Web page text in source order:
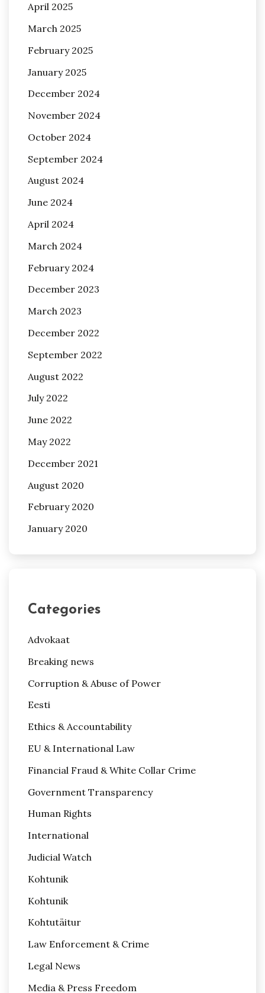
April 2025
March 2025
February 2025
January 2025
December 2024
November 2024
October 2024
September 2024
August 2024
June 2024
April 2024
March 2024
February 2024
December 2023
March 2023
December 2022
September 2022
August 2022
July 2022
June 2022
May 2022
December 2021
August 2020
February 2020
January 2020
Categories
Advokaat
Breaking news
Corruption & Abuse of Power
Eesti
Ethics & Accountability
EU & International Law
Financial Fraud & White Collar Crime
Government Transparency
Human Rights
International
Judicial Watch
Kohtunik
Kohtunik
Kohtutäitur
Law Enforcement & Crime
Legal News
Media & Press Freedom